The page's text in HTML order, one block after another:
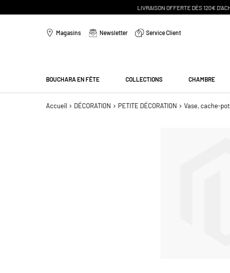
Magasins Newsletter Service Client
BOUCHARA EN FÊTE COLLECTIONS CHAMBRE
Accueil DÉCORATION PETITE DÉCORATION Vase, cache-pot